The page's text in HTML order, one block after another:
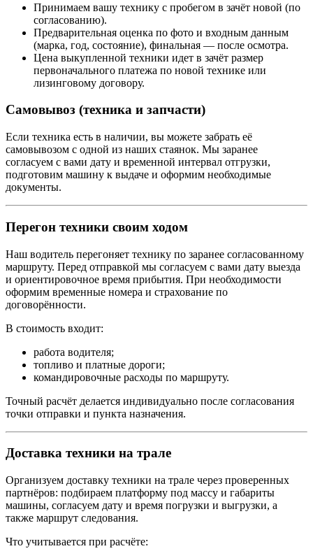
Принимаем вашу технику с пробегом в зачёт новой (по
согласованию).
Предварительная оценка по фото и входным данным
(марка, год, состояние), финальная — после осмотра.
Цена выкупленной техники идет в зачёт размер
первоначального платежа по новой технике или
лизинговому договору.
Самовывоз (техника и запчасти)
Если техника есть в наличии, вы можете забрать её
самовывозом с одной из наших стаянок. Мы заранее
согласуем с вами дату и временной интервал отгрузки,
подготовим машину к выдаче и оформим необходимые
документы.
Перегон техники своим ходом
Наш водитель перегоняет технику по заранее согласованному
маршруту. Перед отправкой мы согласуем с вами дату выезда
и ориентировочное время прибытия. При необходимости
оформим временные номера и страхование по
договорённости.
В стоимость входит:
работа водителя;
топливо и платные дороги;
командировочные расходы по маршруту.
Точный расчёт делается индивидуально после согласования
точки отправки и пункта назначения.
Доставка техники на трале
Организуем доставку техники на трале через проверенных
партнёров: подбираем платформу под массу и габариты
машины, согласуем дату и время погрузки и выгрузки, а
также маршрут следования.
Что учитывается при расчёте: